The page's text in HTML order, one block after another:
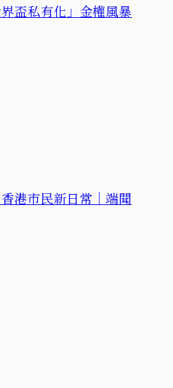
盃私有化」金權風暴
港市民新日常｜端聞